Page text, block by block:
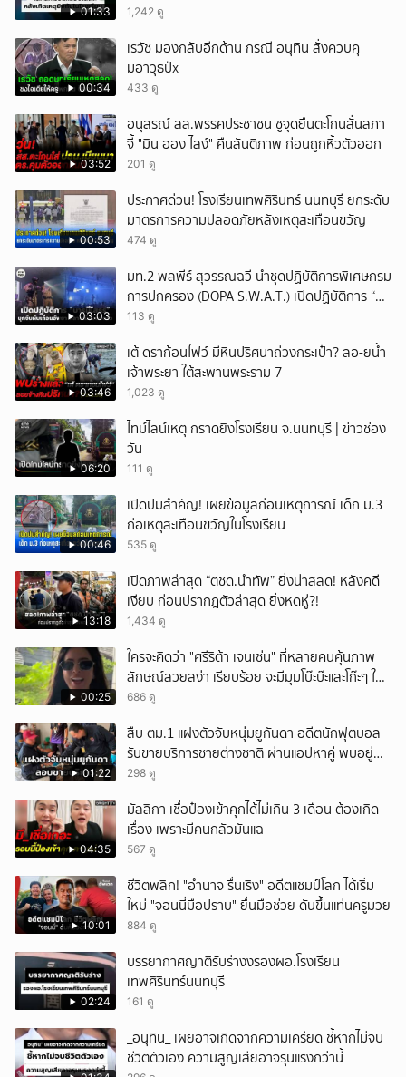
01:33 1,242 ดู
00:34
เรวัช มองกลับอีกด้าน กรณี อนุทิน สั่งควบคุ
มอาวุธปืx
433 ดู
03:52
อนุสรณ์ สส.พรรคประชาชน ชูจุดยืนตะโกนลั่นสภา
จี้ "มิน ออง ไลง์" คืนสันติภาพ ก่อนถูกหิ้วตัวออก
201 ดู
00:53
ประกาศด่วน! โรงเรียนเทพศิรินทร์ นนทบุรี ยกระดับ
มาตรการความปลอดภัยหลังเหตุสะเทือนขวัญ
474 ดู
03:03
มท.2 พลพีร์ สุวรรณฉวี นำชุดปฏิบัติการพิเศษกรม
การปกครอง (DOPA S.W.A.T.) เปิดปฏิบัติการ “บา
รมีโสธร” บุกจับผับเถื่อนอัพยา กลางเมืองแปดริ้ว
113 ดู
03:46
เต้ ดราก้อนไฟว์ มีหินปริศนาถ่วงกระเป๋า? ลอ-ยน้ำ
เจ้าพระยา ใต้สะพานพระราม 7
1,023 ดู
06:20
ไทม์ไลน์เหตุ กราดยิงโรงเรียน จ.นนทบุรี | ข่าวช่อง
วัน
111 ดู
00:46
เปิดปมสำคัญ! เผยข้อมูลก่อนเหตุการณ์ เด็ก ม.3
ก่อเหตุสะเทือนขวัญในโรงเรียน
535 ดู
13:18
เปิดภาพล่าสุด “ตชด.นำทัพ” ยิ่งน่าสลด! หลังคดี
เงียบ ก่อนปรากฎตัวล่าสุด ยิ่งหดหู่?!
1,434 ดู
00:25
ใครจะคิดว่า "ศรีริต้า เจนเซ่น" ที่หลายคนคุ้นภาพ
ลักษณ์สวยสง่า เรียบร้อย จะมีมุมโบ๊ะบ๊ะและโก๊ะๆ ให้
ได้อมยิ้มเหมือนกัน งานนี้ทำเอาแฟนๆ ทั้งเอ็นดูทั้ง
686 ดู
01:22
สืบ ตม.1 แฝงตัวจับหนุ่มยูกันดา อดีตนักฟุตบอล
รับขายบริการชายต่างชาติ ผ่านแอปหาคู่ พบอยู่
เกินกำหนดอนุญาต
298 ดู
04:35
มัลลิกา เชื่อป๋องเข้าคุกได้ไม่เกิน 3 เดือน ต้องเกิด
เรื่อง เพราะมีคนกลัวมันแฉ
567 ดู
10:01
ชีวิตพลิก! "อำนาจ รื่นเริง" อดีตแชมป์โลก ได้เริ่ม
ใหม่ "จอนนี่มือปราบ" ยื่นมือช่วย ดันขึ้นแท่นครูมวย
884 ดู
02:24
บรรยากาศญาติรับร่างงรองผอ.โรงเรียน
เทพศิรินทร์นนทบุรี
161 ดู
_อนุทิน_ เผยอาจเกิดจากความเครียด ชี้หากไม่จบ
ชีวิตตัวเอง ความสูญเสียอาจรุนแรงกว่านี้